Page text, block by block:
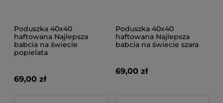
Poduszka 40x40
haftowana Najlepsza
babcia na świecie
popielata
69,00 zł
Poduszka 40x40
haftowana Najlepsza
babcia na świecie szara
69,00 zł